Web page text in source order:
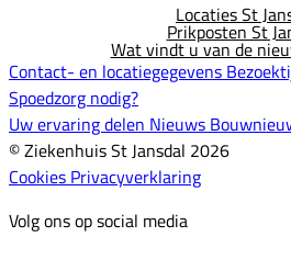
Locaties St
Prikposten St
Wat vindt u van de
Contact- en locatiegegevens
Spoedzorg nodig?
Uw ervaring delen Nieuws
© Ziekenhuis St Jansdal 2026
Cookies Privacyverklaring
Volg ons op social media